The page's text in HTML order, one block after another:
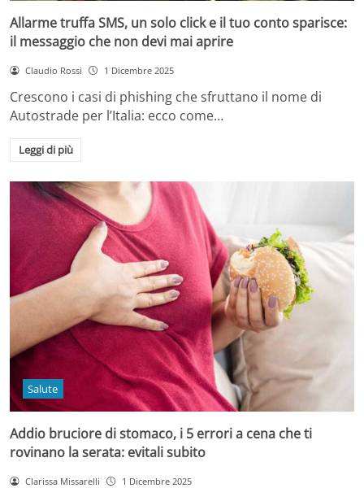
Allarme truffa SMS, un solo click e il tuo conto sparisce:
il messaggio che non devi mai aprire
Claudio Rossi 1 Dicembre 2025
Crescono i casi di phishing che sfruttano il nome di
Autostrade per l’Italia: ecco come…
Leggi di più
Salute
Addio bruciore di stomaco, i 5 errori a cena che ti
rovinano la serata: evitali subito
Clarissa Missarelli 1 Dicembre 2025